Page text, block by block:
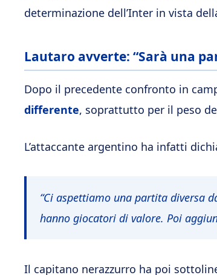
determinazione dell’Inter in vista
Lautaro avverte: “Sarà una
Dopo il precedente confronto in
differente, soprattutto per il peso
L’attaccante argentino ha infatti
“Ci aspettiamo una partita diversa
hanno giocatori di valore. Poi
Il capitano nerazzurro ha poi